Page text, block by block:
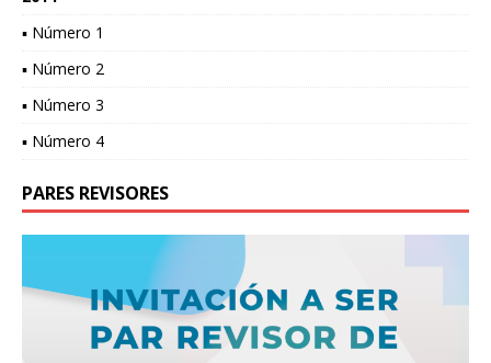
▪ Número 1
▪ Número 2
▪ Número 3
▪ Número 4
PARES REVISORES